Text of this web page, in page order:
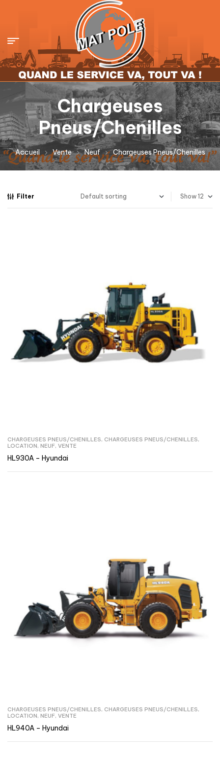
Chargeuses
Pneus/Chenilles
Accueil Vente Neuf Chargeuses Pneus/Chenilles
Filter Show
CHARGEUSES PNEUS/CHENILLES, CHARGEUSES PNEUS/CHENILLES,
LOCATION, NEUF, VENTE
HL930A – Hyundai
CHARGEUSES PNEUS/CHENILLES, CHARGEUSES PNEUS/CHENILLES,
LOCATION, NEUF, VENTE
HL940A – Hyundai